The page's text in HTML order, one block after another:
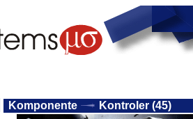
Komponente Kontroler (45)